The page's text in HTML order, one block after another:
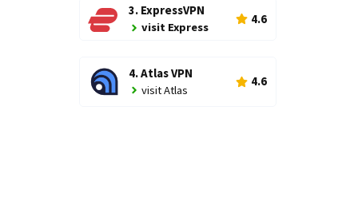
3. ExpressVPN
visit Express
4.6
4. Atlas VPN
visit Atlas
4.6